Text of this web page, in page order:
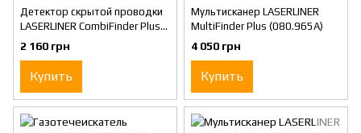
Детектор скрытой проводки
LASERLINER CombiFinder Plus
(080.955А)
2 160 грн
Купить
Мультисканер LASERLINER
MultiFinder Plus (080.965А)
4 050 грн
Купить